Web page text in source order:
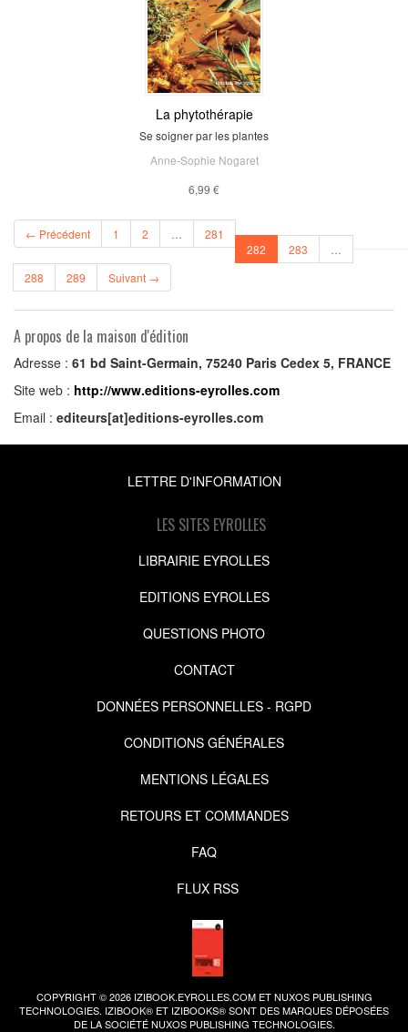
La phytothérapie
Se soigner par les plantes
Anne-Sophie Nogaret
6,99 €
← Précédent 1 2
281
282 (current)
283
288
289 Suivant →
A propos de la maison d'édition
Adresse : 61 bd Saint-Germain, 75240 Paris Cedex 5, FRANCE
Site web : http://www.editions-eyrolles.com
Email : editeurs[at]editions-eyrolles.com
LETTRE D'INFORMATION
LES SITES EYROLLES
LIBRAIRIE EYROLLES
EDITIONS EYROLLES
QUESTIONS PHOTO
CONTACT
DONNÉES PERSONNELLES - RGPD
CONDITIONS GÉNÉRALES
MENTIONS LÉGALES
RETOURS ET COMMANDES
FAQ
FLUX RSS
COPYRIGHT © 2026 IZIBOOK.EYROLLES.COM ET NUXOS PUBLISHING
TECHNOLOGIES. IZIBOOK® ET IZIBOOKS®SONT DES MARQUES DÉPOSÉES
DE LA SOCIÉTÉNUXOS PUBLISHING TECHNOLOGIES.